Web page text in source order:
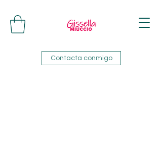
Contacta conmigo